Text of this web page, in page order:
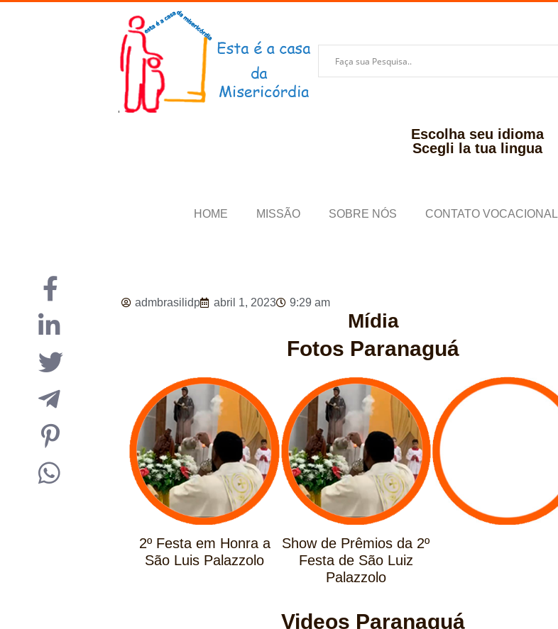
Escolha seu idioma
Scegli la tua lingua
HOME MISSÃO SOBRE NÓS CONTATO VOCACIONAL
admbrasilidp abril 1, 2023 9:29 am
Mídia
Fotos Paranaguá
2º Festa em Honra a
São Luis Palazzolo
Show de Prêmios da 2º
Festa de São Luiz
Palazzolo
Videos Paranaguá